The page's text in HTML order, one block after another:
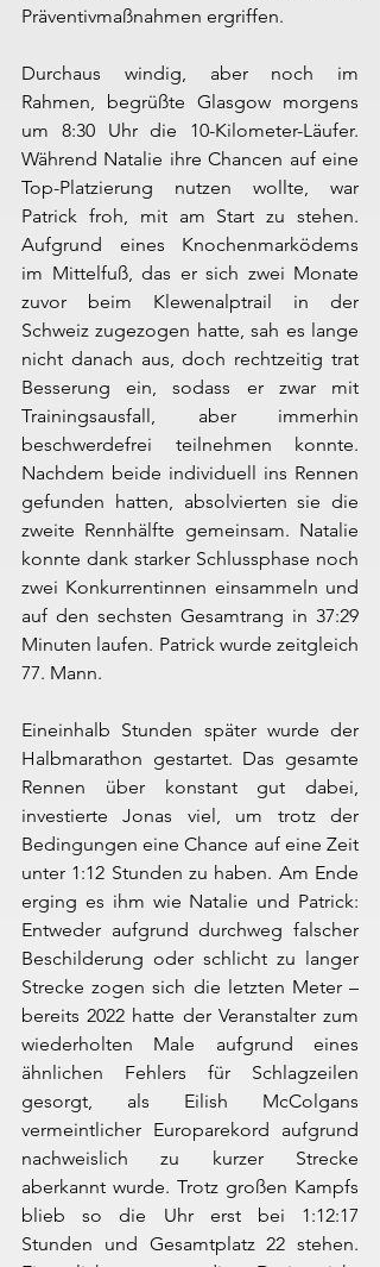
Präventivmaßnahmen ergriffen.
Durchaus windig, aber noch im
Rahmen, begrüßte Glasgow morgens
um 8:30 Uhr die 10-Kilometer-Läufer.
Während Natalie ihre Chancen auf eine
Top-Platzierung nutzen wollte, war
Patrick froh, mit am Start zu stehen.
Aufgrund eines Knochenmarködems
im Mittelfuß, das er sich zwei Monate
zuvor beim Klewenalptrail in der
Schweiz zugezogen hatte, sah es lange
nicht danach aus, doch rechtzeitig trat
Besserung ein, sodass er zwar mit
Trainingsausfall, aber immerhin
beschwerdefrei teilnehmen konnte.
Nachdem beide individuell ins Rennen
gefunden hatten, absolvierten sie die
zweite Rennhälfte gemeinsam. Natalie
konnte dank starker Schlussphase noch
zwei Konkurrentinnen einsammeln und
auf den sechsten Gesamtrang in 37:29
Minuten laufen. Patrick wurde zeitgleich
77. Mann.
Eineinhalb Stunden später wurde der
Halbmarathon gestartet. Das gesamte
Rennen über konstant gut dabei,
investierte Jonas viel, um trotz der
Bedingungen eine Chance auf eine Zeit
unter 1:12 Stunden zu haben. Am Ende
erging es ihm wie Natalie und Patrick:
Entweder aufgrund durchweg falscher
Beschilderung oder schlicht zu langer
Strecke zogen sich die letzten Meter –
bereits 2022 hatte der Veranstalter zum
wiederholten Male aufgrund eines
ähnlichen Fehlers für Schlagzeilen
gesorgt, als Eilish McColgans
vermeintlicher Europarekord aufgrund
nachweislich zu kurzer Strecke
aberkannt wurde. Trotz großen Kampfs
blieb so die Uhr erst bei 1:12:17
Stunden und Gesamtplatz 22 stehen.